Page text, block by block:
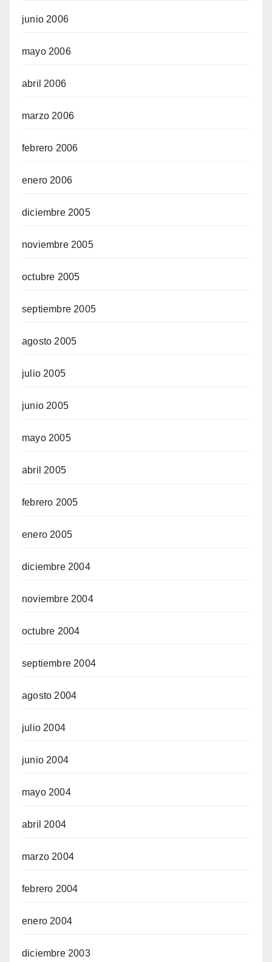
junio 2006
mayo 2006
abril 2006
marzo 2006
febrero 2006
enero 2006
diciembre 2005
noviembre 2005
octubre 2005
septiembre 2005
agosto 2005
julio 2005
junio 2005
mayo 2005
abril 2005
febrero 2005
enero 2005
diciembre 2004
noviembre 2004
octubre 2004
septiembre 2004
agosto 2004
julio 2004
junio 2004
mayo 2004
abril 2004
marzo 2004
febrero 2004
enero 2004
diciembre 2003